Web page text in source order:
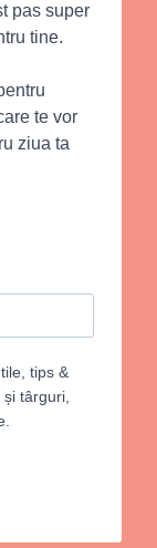
pas super
tine.
te vor
ziua ta
tips &
târguri,